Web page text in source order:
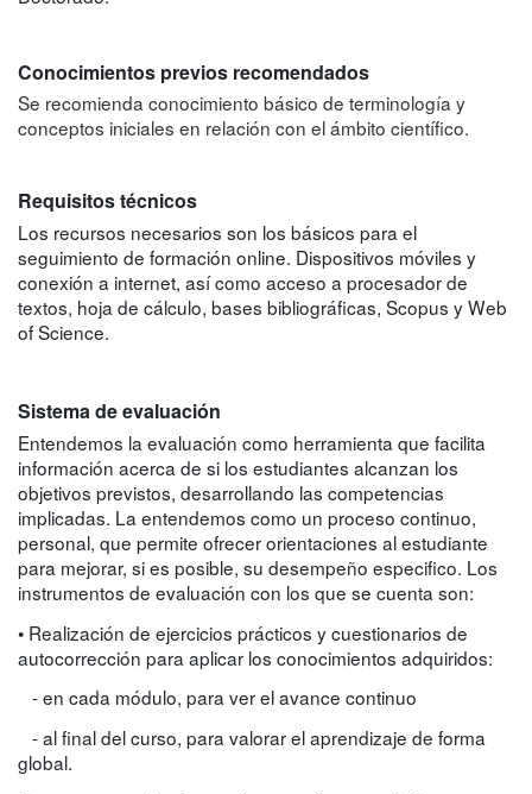
Conocimientos previos recomendados
Se recomienda conocimiento básico de terminología y
conceptos iniciales en relación con el ámbito científico.
Requisitos técnicos
Los recursos necesarios son los básicos para el
seguimiento de formación online. Dispositivos móviles y
conexión a internet, así como acceso a procesador de
textos, hoja de cálculo, bases bibliográficas, Scopus y Web
of Science.
Sistema de evaluación
Entendemos la evaluación como herramienta que facilita
información acerca de si los estudiantes alcanzan los
objetivos previstos, desarrollando las competencias
implicadas. La entendemos como un proceso continuo,
personal, que permite ofrecer orientaciones al estudiante
para mejorar, si es posible, su desempeño especifico. Los
instrumentos de evaluación con los que se cuenta son:
• Realización de ejercicios prácticos y cuestionarios de
autocorrección para aplicar los conocimientos adquiridos:
- en cada módulo, para ver el avance continuo
- al final del curso, para valorar el aprendizaje de forma
global.